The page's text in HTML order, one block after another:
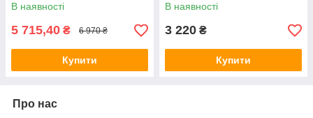
В наявності
5 715,40 ₴ 6 970 ₴
Купити
В наявності
3 220 ₴
Купити
Про нас